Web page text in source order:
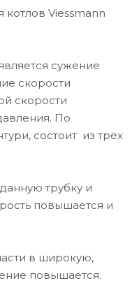
котлов Viessmann
сужение
скорости
скорости
По
состоит из трех
трубку и
повышается и
в широкую,
повышается.